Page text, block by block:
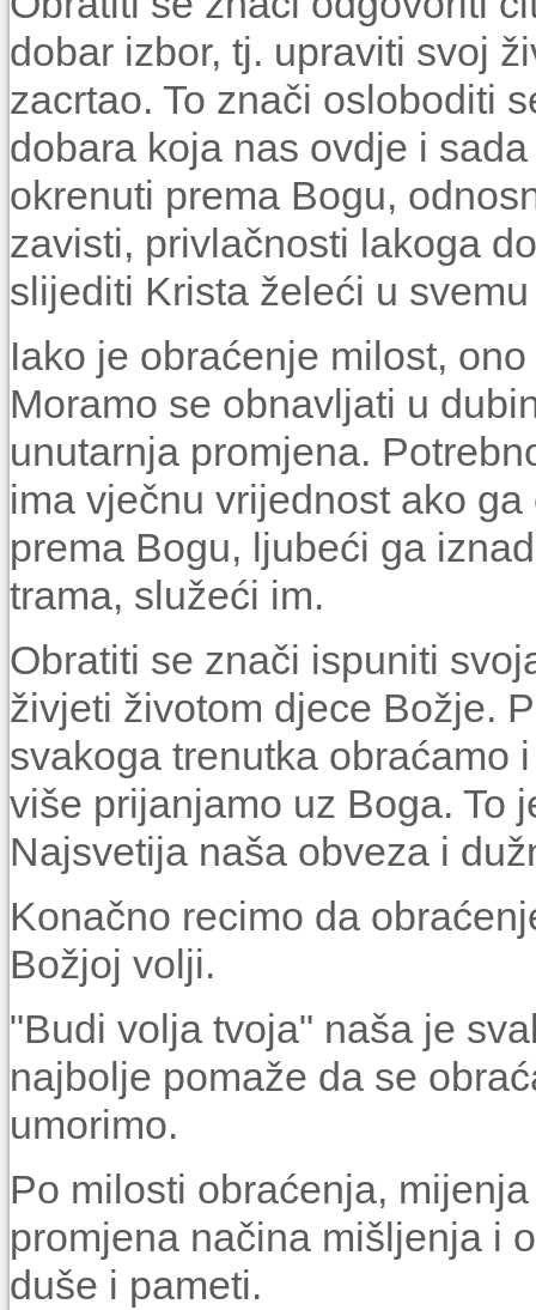
dobar izbor, tj. upraviti svoj
zacrtao. To znači osloboditi
dobara koja nas ovdje i
okrenuti prema Bogu,
zavisti, privlačnosti lakoga
slijediti Krista želeći u
Iako je obraćenje milost,
Moramo se obnavljati u
unutarnja promjena.
ima vječnu vrijednost ako
prema Bogu, ljubeći ga
trama, služeći im.
Obratiti se znači ispuniti
živjeti životom djece Božje.
svakoga trenutka obraćamo
više prijanjamo uz Boga. To
Najsvetija naša obveza i
Konačno recimo da
Božjoj volji.
"Budi volja tvoja" naša je
najbolje pomaže da se
umorimo.
Po milosti obraćenja,
promjena načina mišljenja i
duše i pameti.